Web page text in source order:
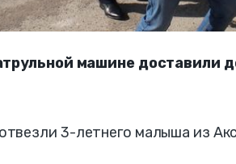
машине доставили